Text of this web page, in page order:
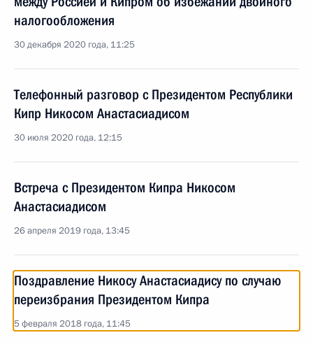
налогообложения
30 декабря 2020 года, 11:25
Телефонный разговор с Президентом Республики
Кипр Никосом Анастасиадисом
30 июля 2020 года, 12:15
Встреча с Президентом Кипра Никосом
Анастасиадисом
26 апреля 2019 года, 13:45
Поздравление Никосу Анастасиадису по случаю
переизбрания Президентом Кипра
5 февраля 2018 года, 11:45